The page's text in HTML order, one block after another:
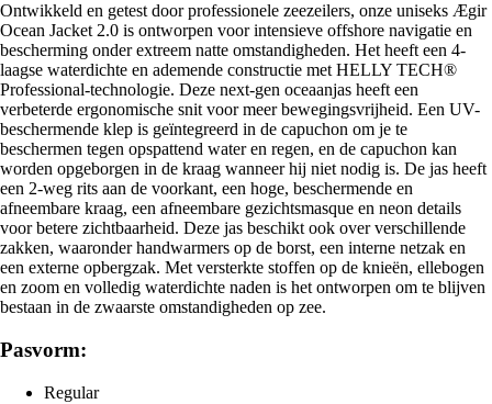
Ontwikkeld en getest door professionele zeezeilers, onze uniseks Ægir
Ocean Jacket 2.0 is ontworpen voor intensieve offshore navigatie en
bescherming onder extreem natte omstandigheden. Het heeft een 4-
laagse waterdichte en ademende constructie met HELLY TECH®
Professional-technologie. Deze next-gen oceaanjas heeft een
verbeterde ergonomische snit voor meer bewegingsvrijheid. Een UV-
beschermende klep is geïntegreerd in de capuchon om je te
beschermen tegen opspattend water en regen, en de capuchon kan
worden opgeborgen in de kraag wanneer hij niet nodig is. De jas heeft
een 2-weg rits aan de voorkant, een hoge, beschermende en
afneembare kraag, een afneembare gezichtsmasque en neon details
voor betere zichtbaarheid. Deze jas beschikt ook over verschillende
zakken, waaronder handwarmers op de borst, een interne netzak en
een externe opbergzak. Met versterkte stoffen op de knieën, ellebogen
en zoom en volledig waterdichte naden is het ontworpen om te blijven
bestaan in de zwaarste omstandigheden op zee.
Pasvorm:
Regular